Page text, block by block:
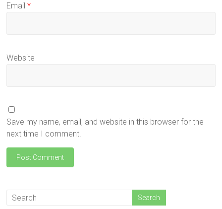
Email*
Website
Save my name, email, and website in this browser for the
next time I comment.